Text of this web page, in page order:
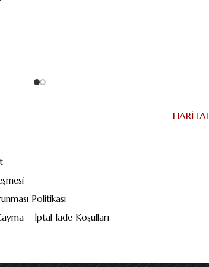
Politikası
– İptal İade Koşulları